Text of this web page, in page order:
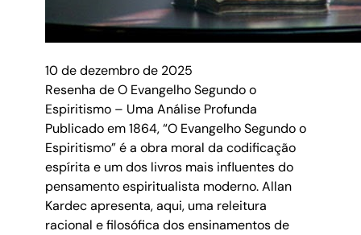
10 de dezembro de 2025
Resenha de O Evangelho Segundo o
Espiritismo – Uma Análise Profunda
Publicado em 1864, “O Evangelho Segundo o
Espiritismo” é a obra moral da codificação
espírita e um dos livros mais influentes do
pensamento espiritualista moderno. Allan
Kardec apresenta, aqui, uma releitura
racional e filosófica dos ensinamentos de